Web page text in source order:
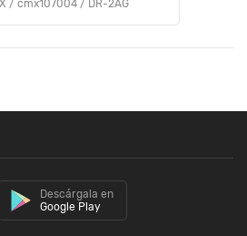
/ cmx107004 / DR-2AG
Descárgala en
Google Play